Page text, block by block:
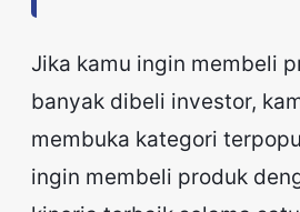
Jika kamu ingin membeli
banyak dibeli investor,
membuka kategori
ingin membeli produk